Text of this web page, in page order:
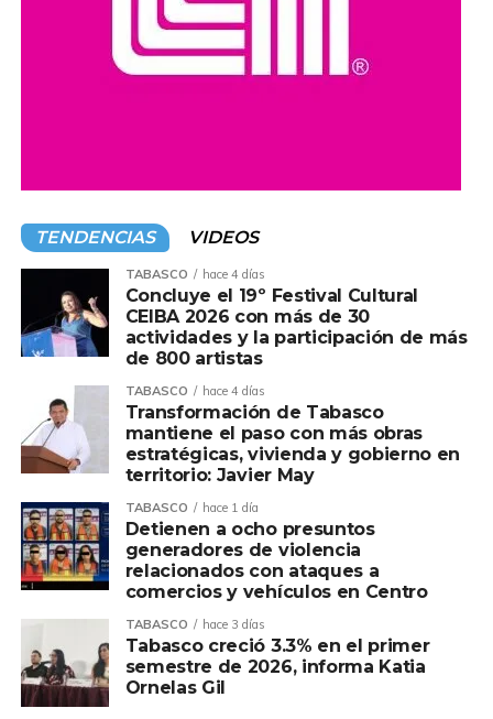
TENDENCIAS VIDEOS
TABASCO hace 4 días
Concluye el 19º Festival Cultural
CEIBA 2026 con más de 30
actividades y la participación de más
de 800 artistas
TABASCO hace 4 días
Transformación de Tabasco
mantiene el paso con más obras
estratégicas, vivienda y gobierno en
territorio: Javier May
TABASCO hace 1 día
Detienen a ocho presuntos
generadores de violencia
relacionados con ataques a
comercios y vehículos en Centro
TABASCO hace 3 días
Tabasco creció 3.3% en el primer
semestre de 2026, informa Katia
Ornelas Gil